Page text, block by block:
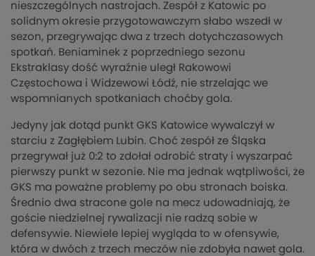
nieszczególnych nastrojach. Zespół z Katowic po
solidnym okresie przygotowawczym słabo wszedł w
sezon, przegrywając dwa z trzech dotychczasowych
spotkań. Beniaminek z poprzedniego sezonu
Ekstraklasy dość wyraźnie uległ Rakowowi
Częstochowa i Widzewowi Łódź, nie strzelając we
wspomnianych spotkaniach choćby gola.
Jedyny jak dotąd punkt GKS Katowice wywalczył w
starciu z Zagłębiem Lubin. Choć zespół ze Śląska
przegrywał już 0:2 to zdołał odrobić straty i wyszarpać
pierwszy punkt w sezonie. Nie ma jednak wątpliwości, że
GKS ma poważne problemy po obu stronach boiska.
Średnio dwa stracone gole na mecz udowadniają, że
goście niedzielnej rywalizacji nie radzą sobie w
defensywie. Niewiele lepiej wygląda to w ofensywie,
która w dwóch z trzech meczów nie zdobyła nawet gola.